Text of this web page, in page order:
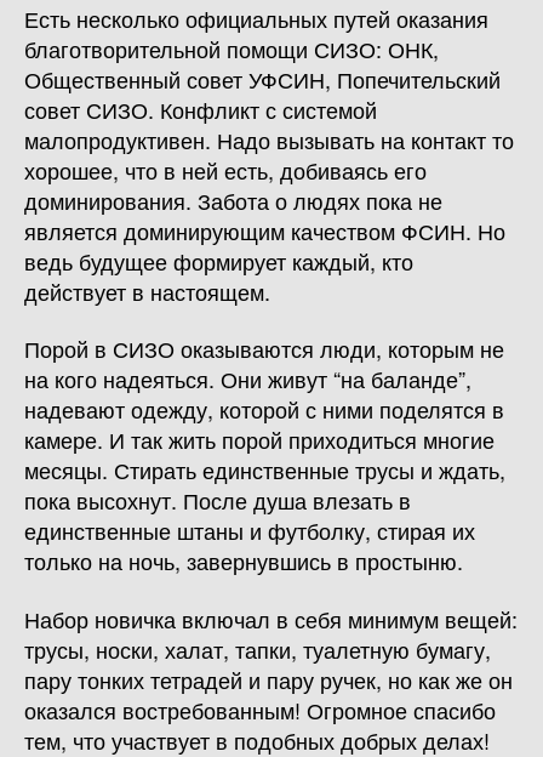
Есть несколько официальных путей оказания
благотворительной помощи СИЗО: ОНК,
Общественный совет УФСИН, Попечительский
совет СИЗО. Конфликт с системой
малопродуктивен. Надо вызывать на контакт то
хорошее, что в ней есть, добиваясь его
доминирования. Забота о людях пока не
является доминирующим качеством ФСИН. Но
ведь будущее формирует каждый, кто
действует в настоящем.
Порой в СИЗО оказываются люди, которым не
на кого надеяться. Они живут “на баланде”,
надевают одежду, которой с ними поделятся в
камере. И так жить порой приходиться многие
месяцы. Стирать единственные трусы и ждать,
пока высохнут. После душа влезать в
единственные штаны и футболку, стирая их
только на ночь, завернувшись в простыню.
Набор новичка включал в себя минимум вещей:
трусы, носки, халат, тапки, туалетную бумагу,
пару тонких тетрадей и пару ручек, но как же он
оказался востребованным! Огромное спасибо
тем, что участвует в подобных добрых делах!